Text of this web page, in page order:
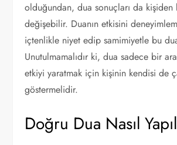
olduğundan, dua sonuçları da kişiden
değişebilir. Duanın etkisini
içtenlikle niyet edip samimiyetle bu
Unutulmamalıdır ki, dua sadece bir
etkiyi yaratmak için kişinin kendisi de
göstermelidir.
Doğru Dua Nasıl